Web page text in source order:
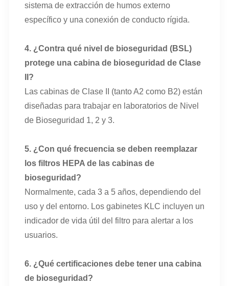
sistema de extracción de humos externo
específico y una conexión de conducto rígida.
4. ¿Contra qué nivel de bioseguridad (BSL)
protege una cabina de bioseguridad de Clase
II?
Las cabinas de Clase II (tanto A2 como B2) están
diseñadas para trabajar en laboratorios de Nivel
de Bioseguridad 1, 2 y 3.
5. ¿Con qué frecuencia se deben reemplazar
los filtros HEPA de las cabinas de
bioseguridad?
Normalmente, cada 3 a 5 años, dependiendo del
uso y del entorno. Los gabinetes KLC incluyen un
indicador de vida útil del filtro para alertar a los
usuarios.
6. ¿Qué certificaciones debe tener una cabina
de bioseguridad?